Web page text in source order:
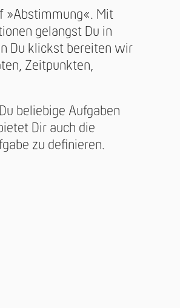
»Abstimmung«. Mit
gelangst Du in
Du klickst bereiten wir
Zeitpunkten,
beliebige Aufgaben
Dir auch die
zu definieren.